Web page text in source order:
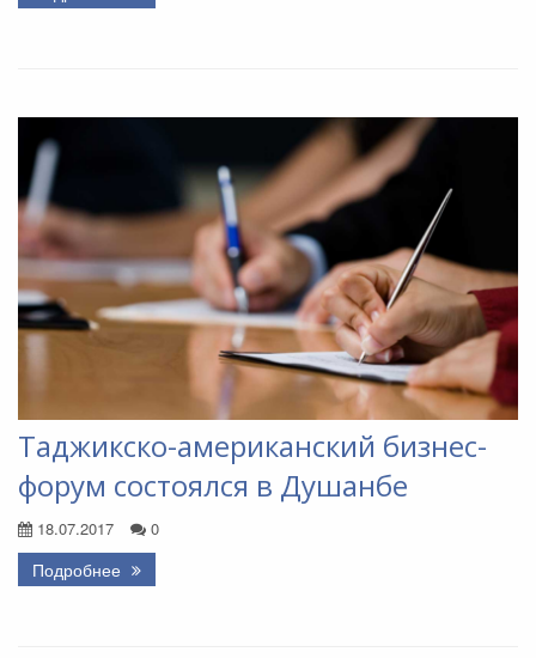
Таджикско-американский бизнес-
форум состоялся в Душанбе
18.07.2017 0
Подробнее